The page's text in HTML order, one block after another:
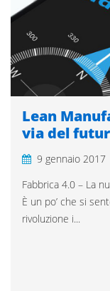
Lean
via del
9 gennaio 2017
Fabbrica 4.0 – La
È un po’ che si
rivoluzione i...